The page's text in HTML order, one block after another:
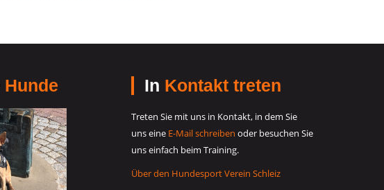
Hunde In Kontakt treten
Treten Sie mit uns in Kontakt, in dem Sie
uns eine E-Mail schreiben oder besuchen Sie
uns einfach beim Training.
Über den Hundesport Verein Schleiz